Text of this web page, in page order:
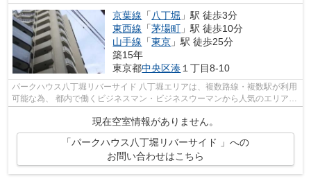
京葉線 「八丁堀 」駅 徒歩3分
東西線 「茅場町 」駅 徒歩10分
山手線 「東京 」駅 徒歩25分
築15年
東京都中央区湊 １丁目8-10
パークハウス八丁堀リバーサイド 八丁堀エリアは、複数路線・複数駅が利用
可能な為、 都内で働くビジネスマン・ビジネスウーマンから人気のエリア。
現在空室情報がありません。
「パークハウス八丁堀リバーサイド 」への
お問い合わせはこちら